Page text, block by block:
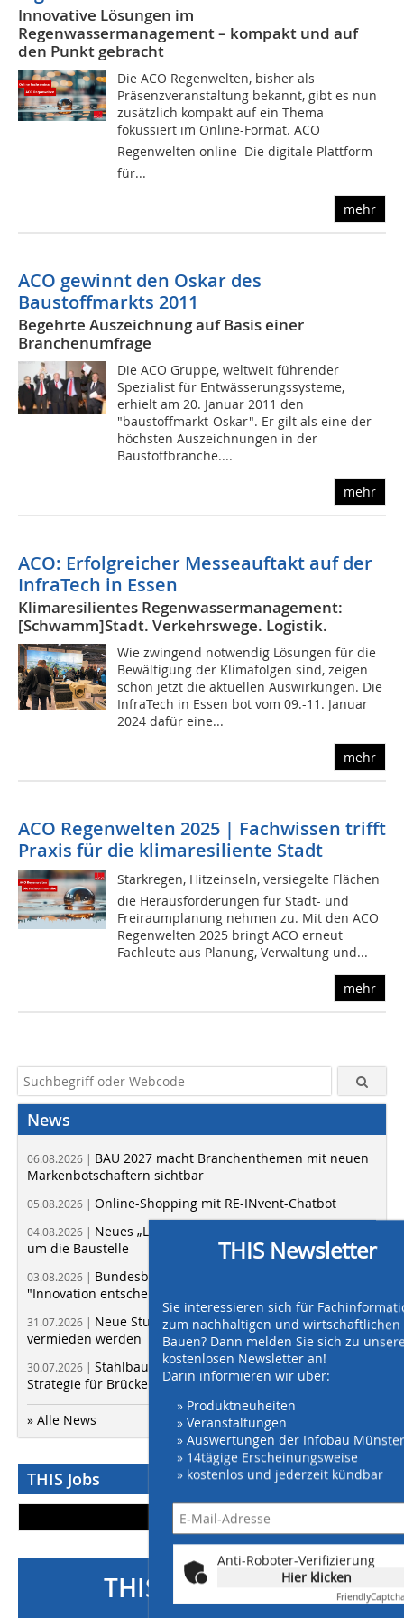
THIS Newsletter
Sie interessieren sich für
zum nachhaltigen und wirtschaftlichen
Bauen? Dann melden Sie sich zu
kostenlosen Newsletter an!
Darin informieren wir über:
» Produktneuheiten
» Veranstaltungen
» Auswertungen der Infobau Münster
» 14tägige Erscheinungsweise
» kostenlos und jederzeit kündbar
Anti-Roboter-Verifizierung
Hier klicken
Friendly
Innovative Lösungen im
Regenwassermanagement – kompakt und auf
den Punkt gebracht
Die ACO Regenwelten, bisher als
Präsenzveranstaltung bekannt, gibt es nun
zusätzlich kompakt auf ein Thema
fokussiert im Online-Format. ACO
Regenwelten online  Die digitale Plattform
für...
mehr
ACO gewinnt den Oskar des
Baustoffmarkts 2011
Begehrte Auszeichnung auf Basis einer
Branchenumfrage
Die ACO Gruppe, weltweit führender
Spezialist für Entwässerungssysteme,
erhielt am 20. Januar 2011 den
"baustoffmarkt-Oskar". Er gilt als eine der
höchsten Auszeichnungen in der
Baustoffbranche....
mehr
ACO: Erfolgreicher Messeauftakt auf der
InfraTech in Essen
Klimaresilientes Regenwassermanagement:
[Schwamm]Stadt. Verkehrswege. Logistik.
Wie zwingend notwendig Lösungen für die
Bewältigung der Klimafolgen sind, zeigen
schon jetzt die aktuellen Auswirkungen. Die
InfraTech in Essen bot vom 09.-11. Januar
2024 dafür eine...
mehr
ACO Regenwelten 2025 | Fachwissen trifft
Praxis für die klimaresiliente Stadt
Starkregen, Hitzeinseln, versiegelte Flächen 
die Herausforderungen für Stadt- und
Freiraumplanung nehmen zu. Mit den ACO
Regenwelten 2025 bringt ACO erneut
Fachleute aus Planung, Verwaltung und...
mehr
News
06.08.2026 | BAU 2027 macht Branchenthemen mit neuen
Markenbotschaftern sichtbar
05.08.2026 | Online-Shopping mit RE-INvent-Chatbot
04.08.2026 | Neues „Layher Baubuch“ zeigt Lösungen rund
um die Baustelle
03.08.2026 | Bundesbauministerin Verena Hubertz:
"Innovation entscheidet über die Zukunft des Bauens"
31.07.2026 | Neue Studie zeigt: Viele Bauabfälle könnten
vermieden werden
30.07.2026 | Stahlbau-Verbände fordern vorausschauende
Strategie für Brücken und Verkehrsnetze
» Alle News
THIS Jobs
Mehr Stellen
THIS-Newsletter